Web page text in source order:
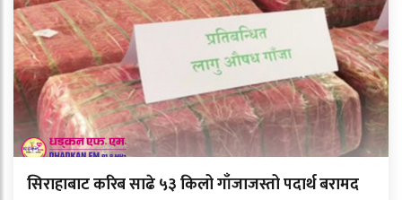
सिराहाबाट करिब साढे ५३ किलो गाँजाजस्तो पदार्थ बरामद